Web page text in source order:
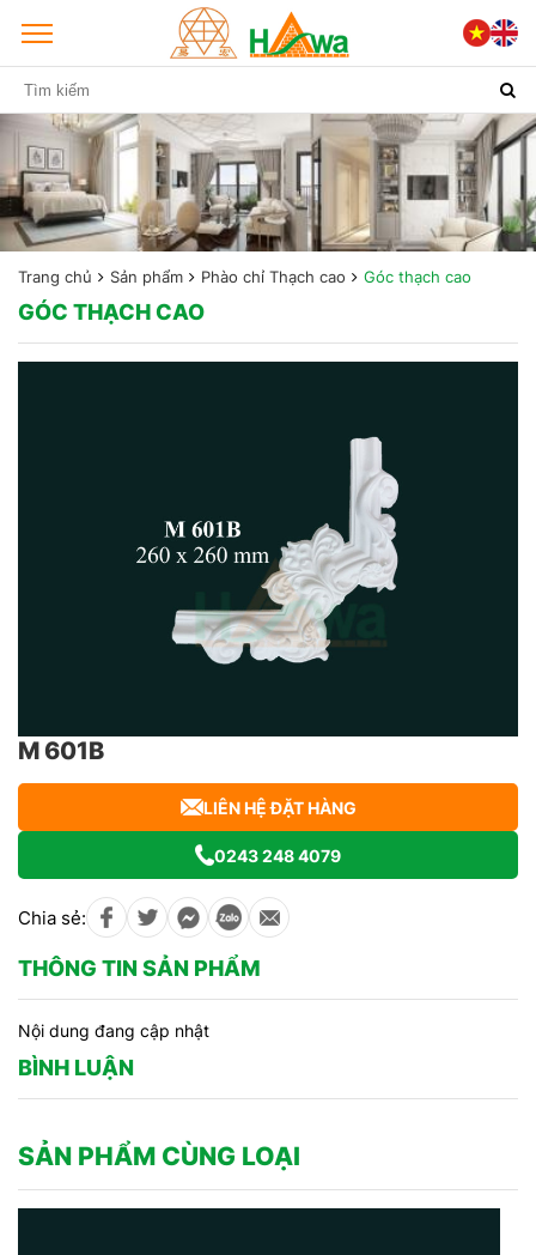
Trang chủ Sản phẩm Phào chỉ Thạch cao Góc thạch cao
GÓC THẠCH CAO
M 601B
LIÊN HỆ ĐẶT HÀNG
0243 248 4079
Chia sẻ:
THÔNG TIN SẢN PHẨM
Nội dung đang cập nhật
BÌNH LUẬN
SẢN PHẨM CÙNG LOẠI